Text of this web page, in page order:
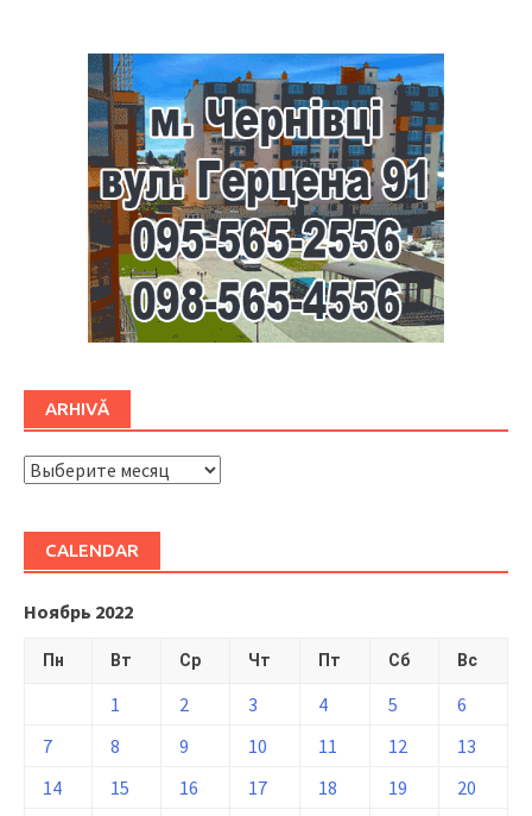
ARHIVĂ
ARHIVĂ
CALENDAR
Ноябрь 2022
Пн Вт Ср Чт Пт Сб Вс
1 2 3 4 5
6
7
8 9 10 11 12
13
14
15 16 17 18 19
20